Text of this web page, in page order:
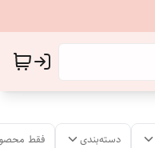
دسته‌بندی فقط